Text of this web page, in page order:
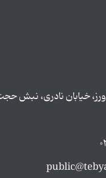
خیابان نادری، نبش